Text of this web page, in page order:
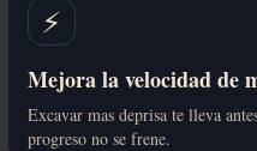
⚡
Mejora la velocidad de
Excavar mas deprisa te lleva
progreso no se frene.